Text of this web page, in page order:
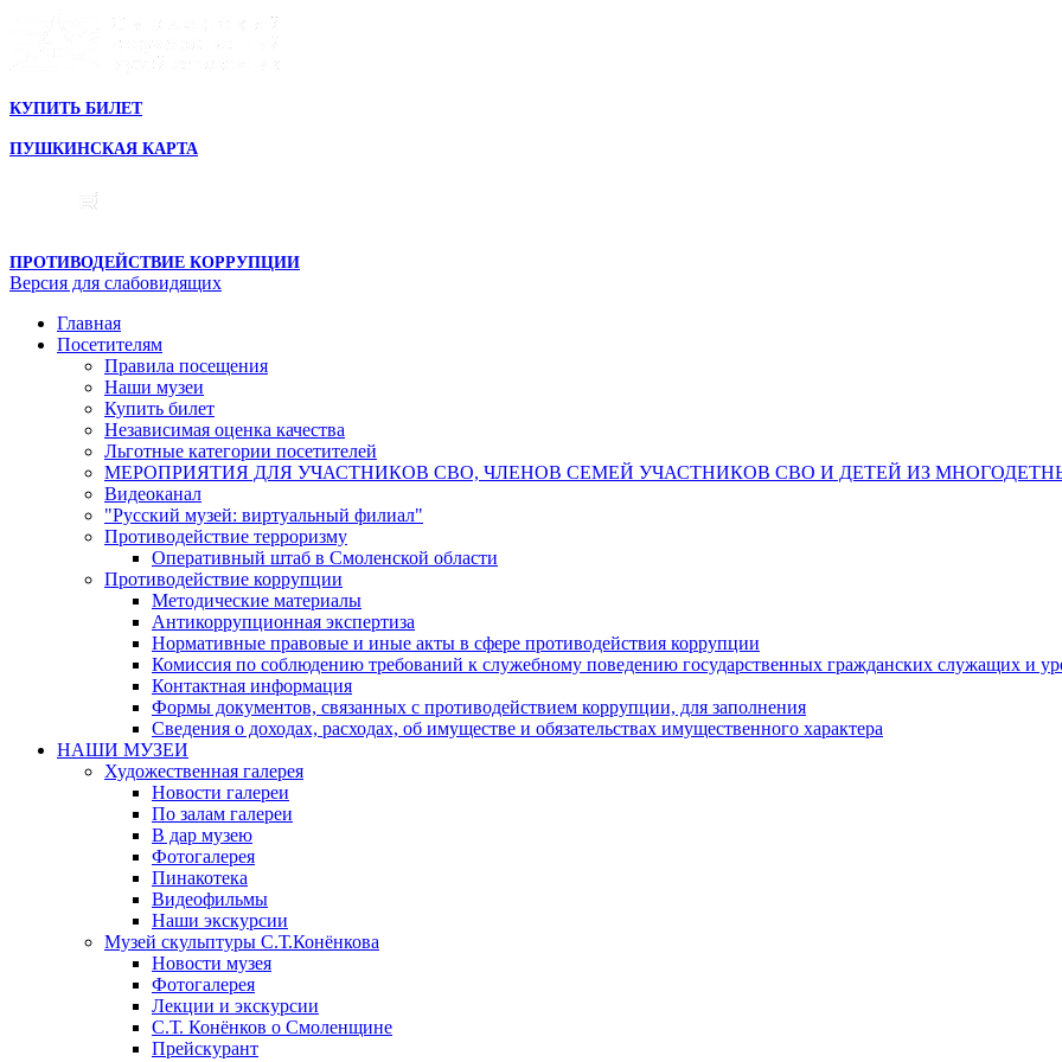
КУПИТЬ БИЛЕТ
ПУШКИНСКАЯ КАРТА
ПРОТИВОДЕЙСТВИЕ КОРРУПЦИИ
Версия для слабовидящих
Главная
Посетителям
Правила посещения
Наши музеи
Купить билет
Независимая оценка качества
Льготные категории посетителей
МЕРОПРИЯТИЯ ДЛЯ УЧАСТНИКОВ СВО, ЧЛЕНОВ СЕМЕЙ УЧАСТНИКОВ СВО И ДЕТЕЙ ИЗ
Видеоканал
"Русский музей: виртуальный филиал"
Противодействие терроризму
Оперативный штаб в Смоленской области
Противодействие коррупции
Методические материалы
Антикоррупционная экспертиза
Нормативные правовые и иные акты в сфере противодействия коррупции
Комиссия по соблюдению требований к служебному поведению государственных гражданских служащих и
Контактная информация
Формы документов, связанных с противодействием коррупции, для заполнения
Сведения о доходах, расходах, об имуществе и обязательствах имущественного характера
НАШИ МУЗЕИ
Художественная галерея
Новости галереи
По залам галереи
В дар музею
Фотогалерея
Пинакотека
Видеофильмы
Наши экскурсии
Музей скульптуры С.Т.Конёнкова
Новости музея
Фотогалерея
Лекции и экскурсии
С.Т. Конёнков о Смоленщине
Прейскурант